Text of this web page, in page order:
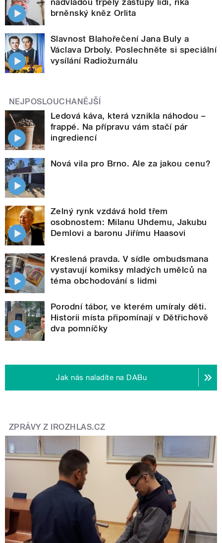
brněnský kněz Orlita
Slavnost Blahořečení Jana Buly a
Václava Drboly. Poslechněte si speciální
vysílání Radiožurnálu
NEJPOSLOUCHANĚJŠÍ
Ledová káva, která vznikla náhodou –
frappé. Na přípravu vám stačí pár
ingrediencí
Nová vila pro Brno. Ale za jakou cenu?
Zelný rynk vzdává hold třem
osobnostem: Milanu Uhdemu, Jakubu
Demlovi a baronu Jiřímu Haasovi
Kreslená pravda. V sídle ombudsmana
vystavují komiksy mladých umělců na
téma obchodování s lidmi
Porodní tábor, ve kterém umíraly děti.
Historii místa připomínají v Dětřichově
dva pomníčky
Jak nás naladíte na DABu
ZPRÁVY Z IROZHLAS.CZ